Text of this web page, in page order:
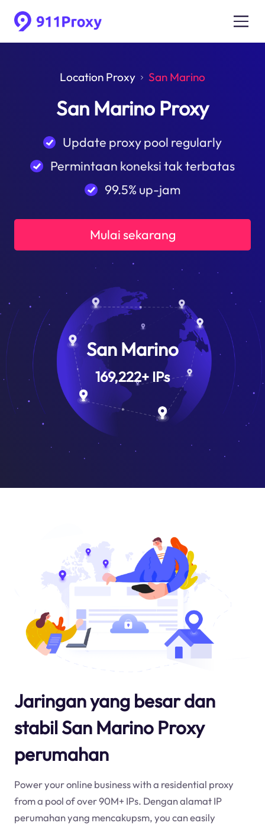
Location Proxy San Marino
San Marino Proxy
Update proxy pool regularly
Permintaan koneksi tak terbatas
99.5% up-jam
Mulai sekarang
San Marino
169,222+ IPs
Jaringan yang besar dan
stabil San Marino Proxy
perumahan
Power your online business with a residential proxy
from a pool of over 90M+ IPs. Dengan alamat IP
perumahan yang mencakupsm, you can easily